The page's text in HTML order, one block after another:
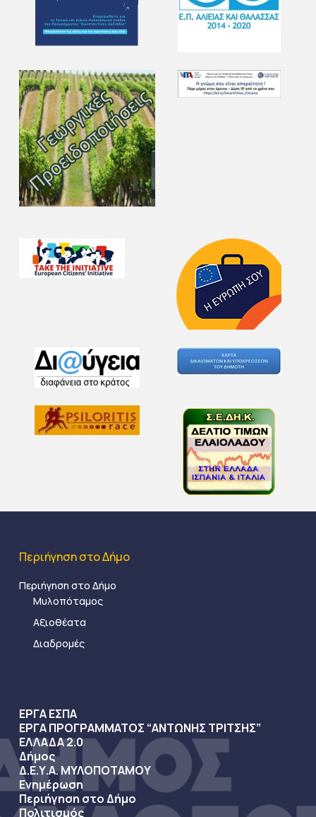
Περιήγηση στο Δήμο
Περιήγηση στο Δήμο
Μυλοπόταμος
Αξιοθέατα
Διαδρομές
ΕΡΓΑ ΕΣΠΑ
ΕΡΓΑ ΠΡΟΓΡΑΜΜΑΤΟΣ “ΑΝΤΩΝΗΣ ΤΡΙΤΣΗΣ”
ΕΛΛΑΔΑ 2.0
Δήμος
Δ.Ε.Υ.Α. ΜΥΛΟΠΟΤΑΜΟΥ
Ενημέρωση
Περιήγηση στο Δήμο
Πολιτισμός